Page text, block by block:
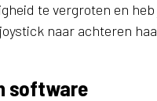
te vergroten en
naar achteren
software